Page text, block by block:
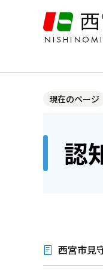
ジ
現在のページ
認
西宮市見